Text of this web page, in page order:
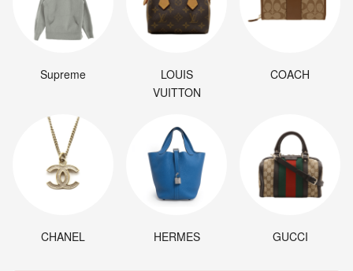
Supreme
LOUIS
VUITTON
COACH
CHANEL HERMES GUCCI